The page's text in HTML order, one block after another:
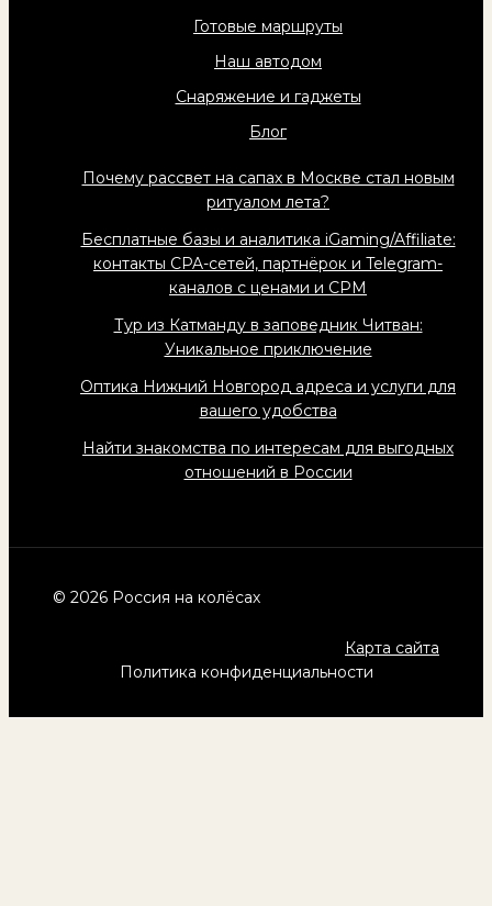
Готовые маршруты
Наш автодом
Снаряжение и гаджеты
Блог
Почему рассвет на сапах в Москве стал новым
ритуалом лета?
Бесплатные базы и аналитика iGaming/Affiliate:
контакты CPA-сетей, партнёрок и Telegram-
каналов с ценами и CPM
Тур из Катманду в заповедник Читван:
Уникальное приключение
Оптика Нижний Новгород адреса и услуги для
вашего удобства
Найти знакомства по интересам для выгодных
отношений в России
© 2026 Россия на колёсах
Карта сайта
Политика конфиденциальности